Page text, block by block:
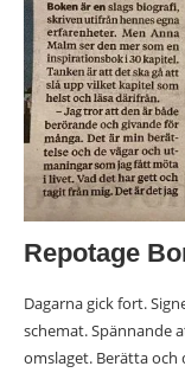
Repotage
Dagarna gick fort.
schemat. Spännande
omslaget. Berätta